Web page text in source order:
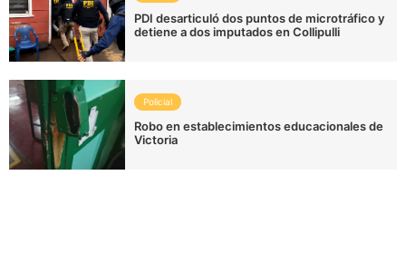
PDI desarticuló dos puntos de microtráfico y
detiene a dos imputados en Collipulli
Policial
Robo en establecimientos educacionales de
Victoria